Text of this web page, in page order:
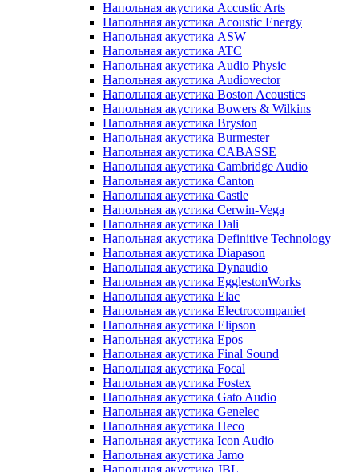
Напольная акустика Accustic Arts
Напольная акустика Acoustic Energy
Напольная акустика ASW
Напольная акустика ATC
Напольная акустика Audio Physic
Напольная акустика Audiovector
Напольная акустика Boston Acoustics
Напольная акустика Bowers & Wilkins
Напольная акустика Bryston
Напольная акустика Burmester
Напольная акустика CABASSE
Напольная акустика Cambridge Audio
Напольная акустика Canton
Напольная акустика Castle
Напольная акустика Cerwin-Vega
Напольная акустика Dali
Напольная акустика Definitive Technology
Напольная акустика Diapason
Напольная акустика Dynaudio
Напольная акустика EgglestonWorks
Напольная акустика Elac
Напольная акустика Electrocompaniet
Напольная акустика Elipson
Напольная акустика Epos
Напольная акустика Final Sound
Напольная акустика Focal
Напольная акустика Fostex
Напольная акустика Gato Audio
Напольная акустика Genelec
Напольная акустика Heco
Напольная акустика Icon Audio
Напольная акустика Jamo